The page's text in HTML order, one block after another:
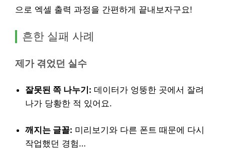
으로 엑셀 출력 과정을 간편하게 끝내보자구요!
흔한 실패 사례
제가 겪었던 실수
잘못된 쪽 나누기: 데이터가 엉뚱한 곳에서 잘려
나가 당황한 적 있어요.
깨지는 글꼴: 미리보기와 다른 폰트 때문에 다시
작업했던 경험…